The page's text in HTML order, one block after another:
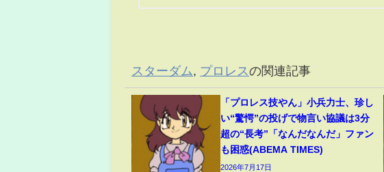
スターダム, プロレスの関連記事
「プロレス技やん」小兵力士、珍し
い“驚愕”の投げで物言い協議は3分
超の“長考”「なんだなんだ」ファン
も困惑(ABEMA TIMES)
2026年7月17日